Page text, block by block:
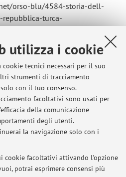
utilizza i cookie
tecnici necessari per il suo
strumenti di tracciamento
con il tuo consenso.
facoltativi sono usati per
della comunicazione
degli utenti.
la navigazione solo con i
cookie facoltativi attivando l'opzione
potrai esprimere consensi più
orso-blu/4584-storia-dell-
turca-
avvisi
of Multiple Memories.
Modern Europe and the Ottoman
of Multiple Memories.